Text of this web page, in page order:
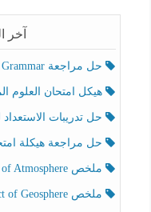
آخر
حل مراجعة Grammar اللغة الإنجليزية الصف الخامس الفصل الثالث
هيكل امتحان العلوم المتكاملة
حل تدريبات الاستعداد
حل مراجعة هيكلة امتحان
ملخص Effect of Atmosphere حسب الهيكل الوزاري العلوم المتكاملة الصف الخامس انسبير الفصل الثالث
ملخص Effect of Geosphere حسب الهيكل الوزاري العلوم المتكاملة الصف الخامس انسبير الفصل الثالث